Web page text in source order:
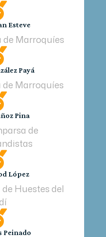
Esteve
de Marroquíes
Payá
de Marroquíes
Pina
de
López
Huestes del
Peinado